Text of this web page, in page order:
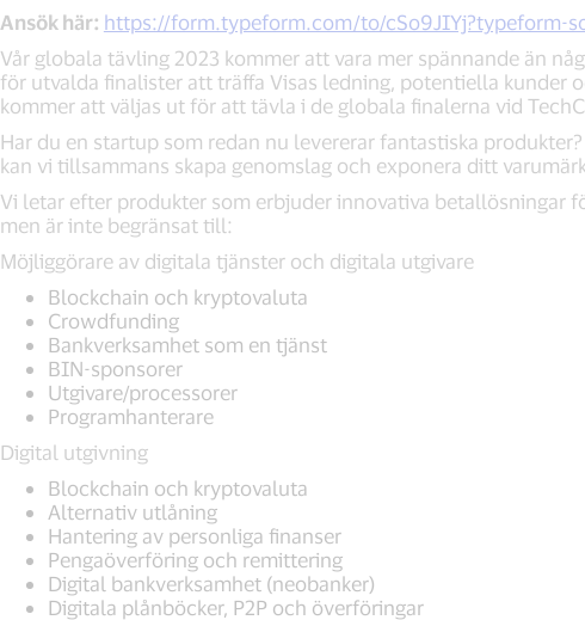
Ansök här: https://form.typeform.com/to/cSo9JIYj?typeform-
Vår globala tävling 2023 kommer att vara mer spännande än
för utvalda finalister att träffa Visas ledning, potentiella kunder
kommer att väljas ut för att tävla i de globala finalerna vid
Har du en startup som redan nu levererar fantastiska
kan vi tillsammans skapa genomslag och exponera ditt
Vi letar efter produkter som erbjuder innovativa betallösningar
men är inte begränsat till:
Möjliggörare av digitala tjänster och digitala utgivare
Blockchain och kryptovaluta
Crowdfunding
Bankverksamhet som en tjänst
BIN-sponsorer
Utgivare/processorer
Programhanterare
Digital utgivning
Blockchain och kryptovaluta
Alternativ utlåning
Hantering av personliga finanser
Pengaöverföring och remittering
Digital bankverksamhet (neobanker)
Digitala plånböcker, P2P och överföringar